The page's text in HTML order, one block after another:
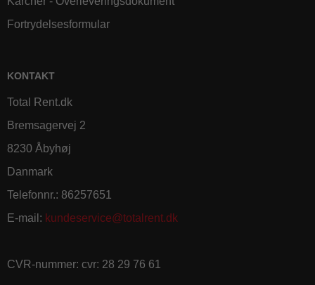
Fortrydelsesformular
KONTAKT
Total Rent.dk
Bremsagervej 2
8230 Åbyhøj
Danmark
Telefonnr.: 86257651
E-mail : kundeservice@totalrent.dk
CVR-nummer: cvr: 28 29 76 61